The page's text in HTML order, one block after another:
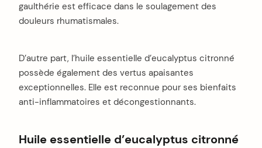
gaulthérie est efficace dans le soulagement des
douleurs rhumatismales.
D’autre part, l’huile essentielle d’eucalyptus citronné
possède également des vertus apaisantes
exceptionnelles. Elle est reconnue pour ses bienfaits
anti-inflammatoires et décongestionnants.
Huile essentielle d’eucalyptus citronné